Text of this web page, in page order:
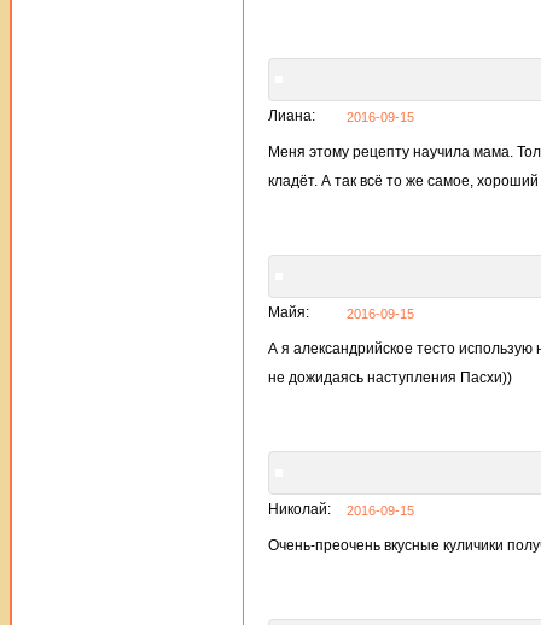
Лиана: 2016-09-15
Меня этому рецепту научила мама.
кладёт. А так всё то же самое,
Майя: 2016-09-15
А я александрийское тесто использую
не дожидаясь наступления Пасхи))
Николай: 2016-09-15
Очень-преочень вкусные куличики